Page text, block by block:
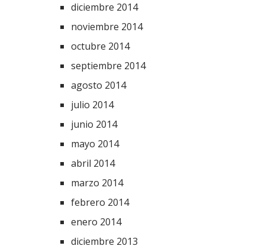
diciembre 2014
noviembre 2014
octubre 2014
septiembre 2014
agosto 2014
julio 2014
junio 2014
mayo 2014
abril 2014
marzo 2014
febrero 2014
enero 2014
diciembre 2013